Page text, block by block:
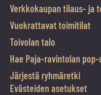
Verkkokaupan tilaus- ja
Vuokrattavat toimitilat
Toivolan talo
Hae Paja-ravintolan
Järjestä ryhmäretki
Evästeiden asetukset